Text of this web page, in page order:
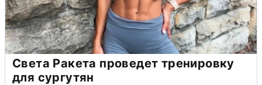
Света Ракета проведет тренировку
для сургутян